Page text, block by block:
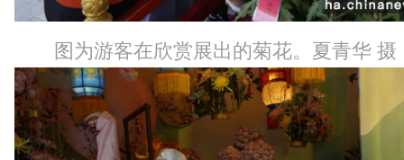
图为游客在欣赏展出的菊花。夏青华 摄